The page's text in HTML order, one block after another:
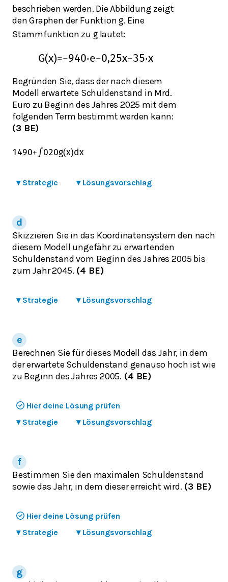
beschrieben werden. Die Abbildung zeigt
den Graphen der Funktion g. Eine
Stammfunktion zu glautet:
G(x)=−940⋅e−0,25x−35⋅x
Begründen Sie, dass der nach diesem
Modell erwartete Schuldenstand in Mrd.
Euro zu Beginn des Jahres 2025 mit dem
folgenden Term bestimmt werden kann:
(3 BE)
1490+ ∫ 020g(x)dx
▾ Strategie ▾ Lösungsvorschlag
Skizzieren Sie in das Koordinatensystem den nach
diesem Modell ungefähr zu erwartenden
Schuldenstand vom Beginn des Jahres 2005 bis
zum Jahr 2045. (4 BE)
▾ Strategie ▾ Lösungsvorschlag
Berechnen Sie für dieses Modell das Jahr, in dem
der erwartete Schuldenstand genauso hoch ist wie
zu Beginn des Jahres 2005. (4 BE)
Hier deine Lösung prüfen
▾ Strategie ▾ Lösungsvorschlag
Bestimmen Sie den maximalen Schuldenstand
sowie das Jahr, in dem dieser erreicht wird. (3 BE)
Hier deine Lösung prüfen
▾ Strategie ▾ Lösungsvorschlag